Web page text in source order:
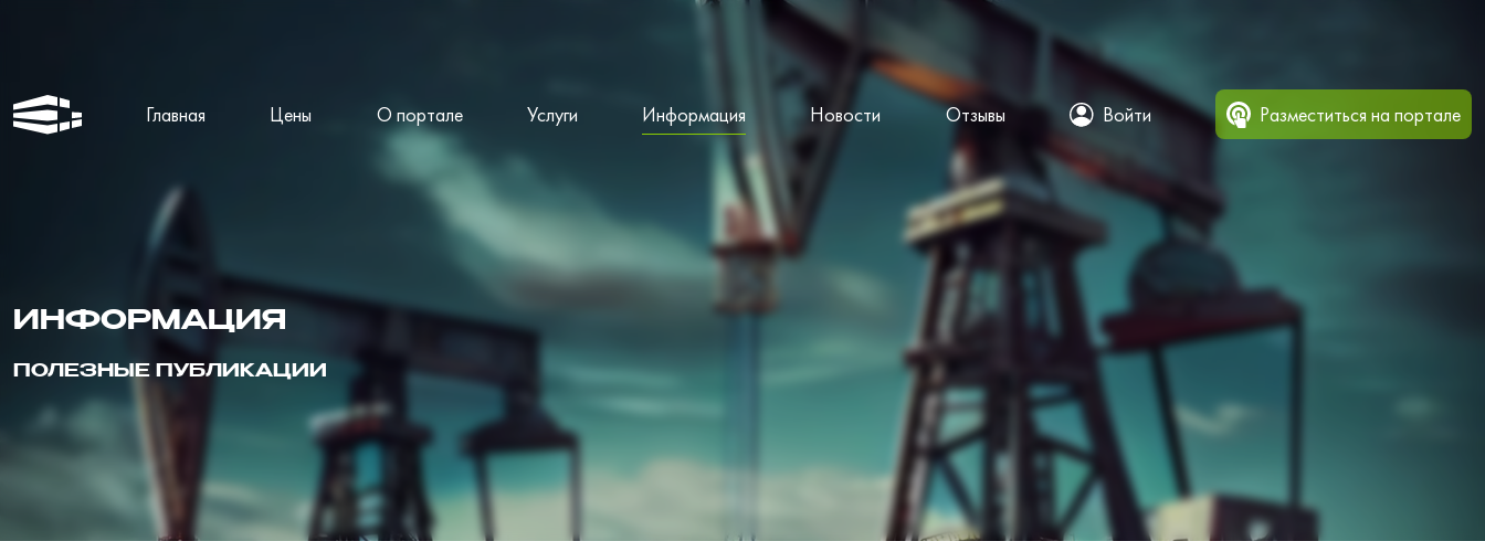
Главная Цены О портале Услуги Информация Новости Отзывы Войти Разместиться на портале
ИНФОРМАЦИЯ
ПОЛЕЗНЫЕ ПУБЛИКАЦИИ